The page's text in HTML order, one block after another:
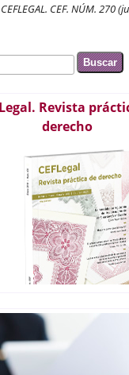
CEF. NÚM. 270
de
Revista
derecho